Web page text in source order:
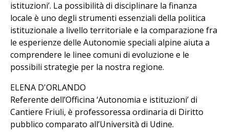
istituzioni’. La possibilità di disciplinare la finanza
locale è uno degli strumenti essenziali della politica
istituzionale a livello territoriale e la comparazione fra
le esperienze delle Autonomie speciali alpine aiuta a
comprendere le linee comuni di evoluzione e le
possibili strategie per la nostra regione.
ELENA D'ORLANDO
Referente dell’Officina ‘Autonomia e istituzioni’ di
Cantiere Friuli, è professoressa ordinaria di Diritto
pubblico comparato all’Università di Udine.